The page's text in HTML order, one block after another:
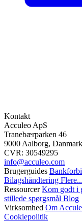
Kontakt
Acculeo ApS
Tranebærparken 46
9000 Aalborg, Danmark
CVR: 30549295
info@​acculeo.com
Brugerguides
Bilagshåndtering Flere...
RessourcerKom godt i
stillede spørgsmål Blog
Virksomhed Om
Cookiepolitik